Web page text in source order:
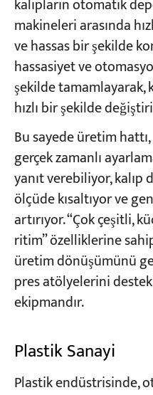
kalıpların otomatik
makineleri arasında
ve hassas bir şekilde
hassasiyet ve
şekilde tamamlayarak,
hızlı bir şekilde
Bu sayede üretim
gerçek zamanlı
yanıt verebiliyor,
ölçüde kısaltıyor ve
artırıyor. “Çok çeşitli,
ritim” özelliklerine
üretim dönüşümünü
pres atölyelerini
ekipmandır.
Plastik Sanayi
Plastik endüstrisinde,